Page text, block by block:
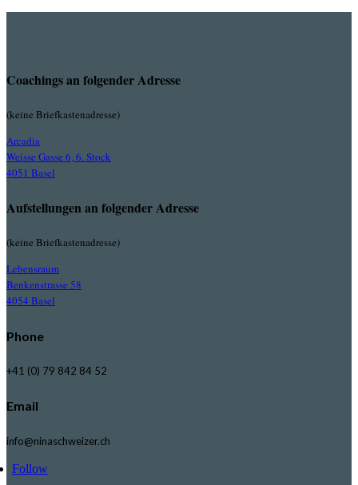
Coachings an folgender Adresse
(keine Briefkastenadresse)
Arcadia
Weisse Gasse 6, 6. Stock
4051 Basel
Aufstellungen an folgender Adresse
(keine Briefkastenadresse)
Lebensraum
Benkenstrasse 58
4054 Basel
Phone
+41 (0) 79 842 84 52
Email
info@ninaschweizer.ch
Follow